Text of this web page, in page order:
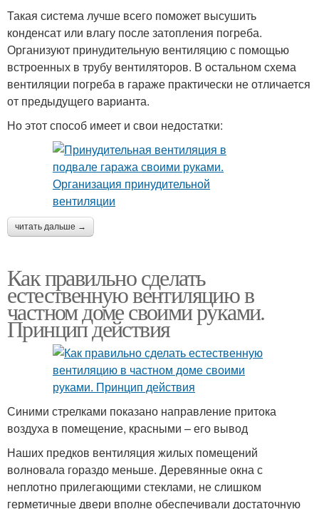
Такая система лучше всего поможет высушить
конденсат или влагу после затопления погреба.
Организуют принудительную вентиляцию с помощью
встроенных в трубу вентиляторов. В остальном схема
вентиляции погреба в гараже практически не отличается
от предыдущего варианта.
Но этот способ имеет и свои недостатки:
читать дальше →
Как правильно сделать
естественную вентиляцию в
частном доме своими руками.
Принцип действия
Синими стрелками показано направление притока
воздуха в помещение, красными – его вывод
Наших предков вентиляция жилых помещений
волновала гораздо меньше. Деревянные окна с
неплотно прилегающими стеклами, не слишком
герметичные двери вполне обеспечивали достаточную